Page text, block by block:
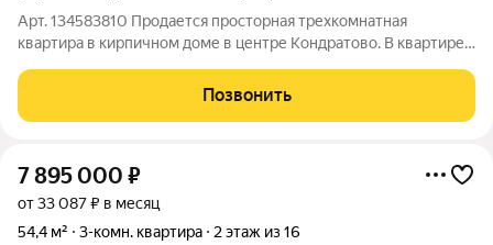
Арт. 134583810 Продается просторная трехкомнатная
квартира в кирпичном доме в центре Кондратово. В квартире:
отдельная кухня, большой балкон. Рядом находятся школа,
детский сад, поликлиника,
Позвонить
7 895 000 ₽
от 33 087 ₽ в месяц
54,4 м²
3-комн. квартира 2 этаж из 16